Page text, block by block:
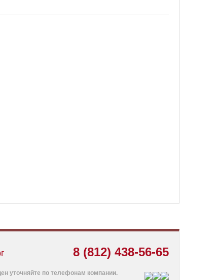
8 (812) 438-56-65
уточняйте по телефонам компании.